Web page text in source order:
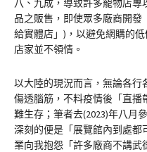
八、九成，導致許多寵物店
品之販售，即使眾多廠商開發
給實體店」)，以避免網購的
店家並不領情。
以大陸的現況而言，無論各
傷透腦筋，不料疫情後「直播
難生存；筆者去(2023)年八月
深刻的便是「展覽館內到處都
業向我抱怨「許多廠商不講